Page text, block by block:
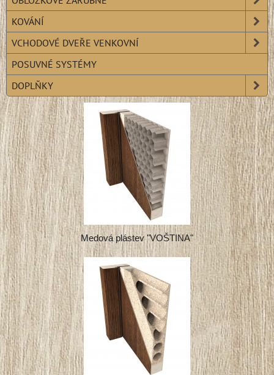
KOVÁNÍ
VCHODOVÉ DVEŘE VENKOVNÍ
POSUVNÉ SYSTÉMY
DOPLŇKY
Medová plástev "VOŠTINA"